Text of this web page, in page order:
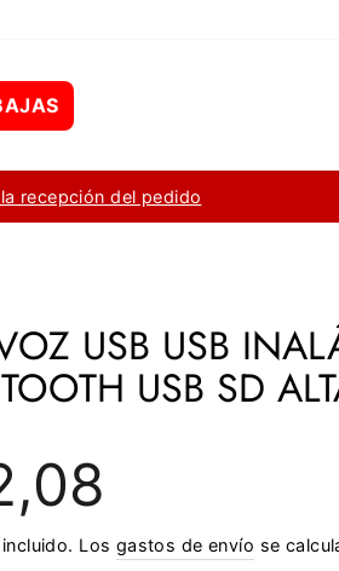
recepción del pedido
USB USB
USB SD
Los gastos de envío se